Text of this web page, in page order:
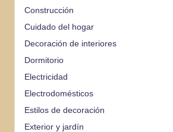
Construcción
Cuidado del hogar
Decoración de interiores
Dormitorio
Electricidad
Electrodomésticos
Estilos de decoración
Exterior y jardín